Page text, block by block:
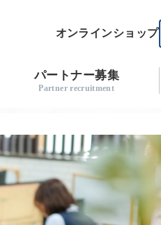
オンラインショップ
パートナー募集